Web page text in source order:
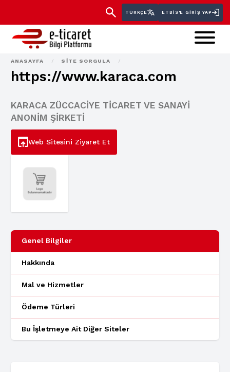
TÜRKÇE ETBİS'E GIRIŞ YAP
ANASAYFA / SITE SORGULA /
https://www.karaca.com
KARACA ZÜCCACİYE TİCARET VE SANAYİ
ANONİM ŞİRKETİ
Web Sitesini Ziyaret Et
Genel Bilgiler
Hakkında
Mal ve Hizmetler
Ödeme Türleri
Bu İşletmeye Ait Diğer Siteler